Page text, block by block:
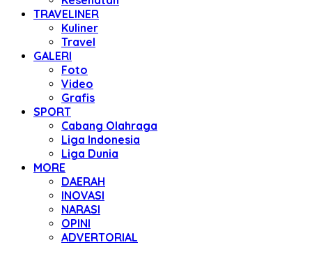
TRAVELINER
Kuliner
Travel
GALERI
Foto
Video
Grafis
SPORT
Cabang Olahraga
Liga Indonesia
Liga Dunia
MORE
DAERAH
INOVASI
NARASI
OPINI
ADVERTORIAL